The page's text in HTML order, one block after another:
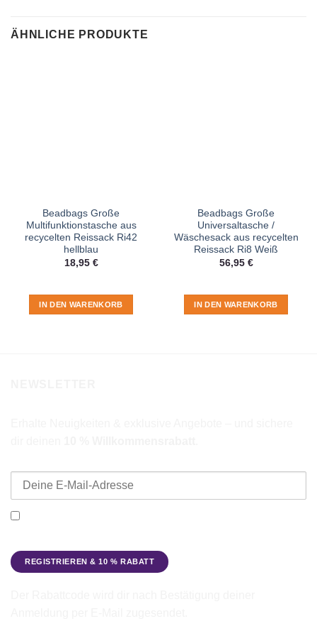
ÄHNLICHE PRODUKTE
Beadbags Große
Multifunktionstasche aus
recycelten Reissack Ri42
hellblau
18,95 €
IN DEN WARENKORB
Beadbags Große
Universaltasche /
Wäschesack aus recycelten
Reissack Ri8 Weiß
56,95 €
IN DEN WARENKORB